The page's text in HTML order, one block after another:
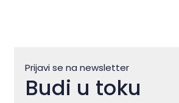
Prijavi se na newsletter
Budi u toku